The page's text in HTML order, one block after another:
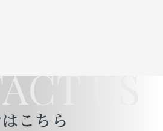
US
こちら